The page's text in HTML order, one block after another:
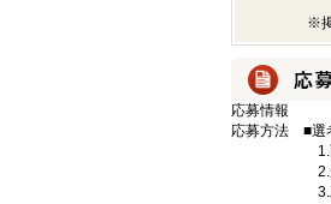
※
応募情報
応募方法
■選
1.
2.
3.